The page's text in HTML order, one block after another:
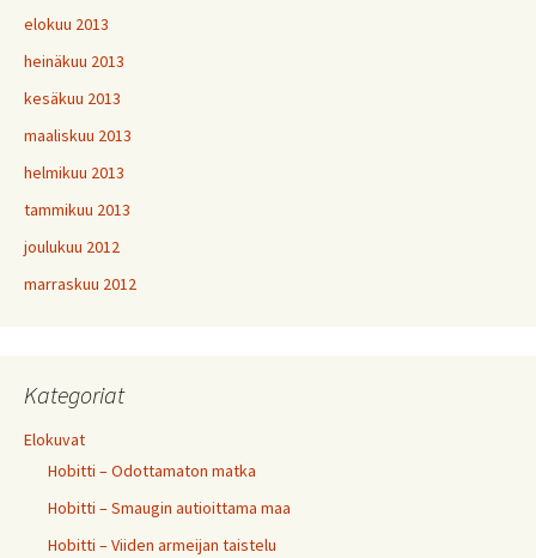
elokuu 2013
heinäkuu 2013
kesäkuu 2013
maaliskuu 2013
helmikuu 2013
tammikuu 2013
joulukuu 2012
marraskuu 2012
Kategoriat
Elokuvat
Hobitti – Odottamaton matka
Hobitti – Smaugin autioittama maa
Hobitti – Viiden armeijan taistelu